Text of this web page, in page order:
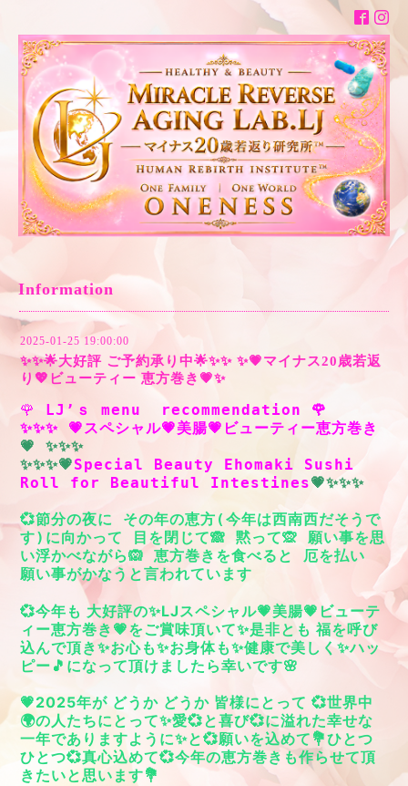
Information
2025-01-25 19:00:00
✨✨🌟大好評 ご予約承り中🌟✨✨ ✨💗マイナス20歳若返
り💖ビューティー 恵方巻き💗✨
🌹
LJ’ｓ menu  recommendation 🌹
✨✨✨ 💗スペシャル💗美腸💗ビューティー恵方巻き
💗 ✨✨✨
✨✨✨💗Special Beauty Ehomaki Sushi
Roll for Beautiful Intestines
💞節分の夜に その年の恵方(今年は西南西だそうで
す)に向かって 目を閉じて🙈 黙って🙊 願い事を思
い浮かべながら🙉 恵方巻きを食べると 厄を払い
願い事がかなうと言われています
💞今年も 大好評の✨LJスペシャル💗美腸💗ビューテ
ィー恵方巻き💗をご賞味頂いて✨是非とも 福を呼び
込んで頂き✨お心も✨お身体も✨健康で美しく✨ハッ
ピー🎵になって頂けましたら幸いです🌸
💗2025年が どうか どうか 皆様にとって 💞世界中
🌍の人たちにとって✨愛💞と喜び💞に溢れた幸せな
一年でありますように✨と💞願いを込めて💐ひとつ
ひとつ💞真心込めて💞今年の恵方巻きも作らせて頂
きたいと思います💐